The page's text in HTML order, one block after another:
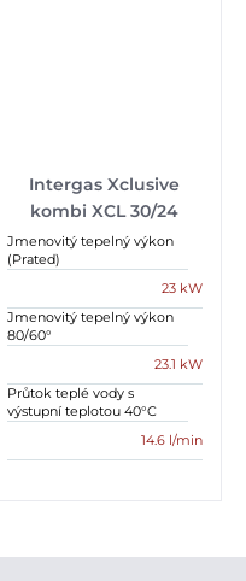
Intergas Xclusive
kombi XCL 30/24
Jmenovitý tepelný výkon
(Prated)
23 kW
Jmenovitý tepelný výkon
80/60°
23.1 kW
Průtok teplé vody s
výstupní teplotou 40°C
14.6 l/min